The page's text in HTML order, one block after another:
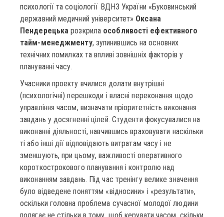
психології та соціології ВДНЗ України «Буковинський
державний медичний університет» Оксана
Пендерецька розкрила особливості ефективного
тайм-менеджменту, зупинившись на основних
технічних помилках та впливі зовнішніх факторів у
плануванні часу.
Учасники проекту вчилися долати внутрішні
(психологічні) перешкоди і власні переконання щодо
управління часом, визначати пріоритетність виконання
завдань у досягненні цілей. Студенти фокусувалися на
виконанні діяльності, навчившись враховувати наскільки
ті або інші дії відповідають витратам часу і не
зменшують, при цьому, важливості оперативного
короткострокового планування і контролю над
виконанням завдань. Під час тренінгу велике значення
було відведене поняттям «відносини» і «результати»,
оскільки головна проблема сучасної молодої людини